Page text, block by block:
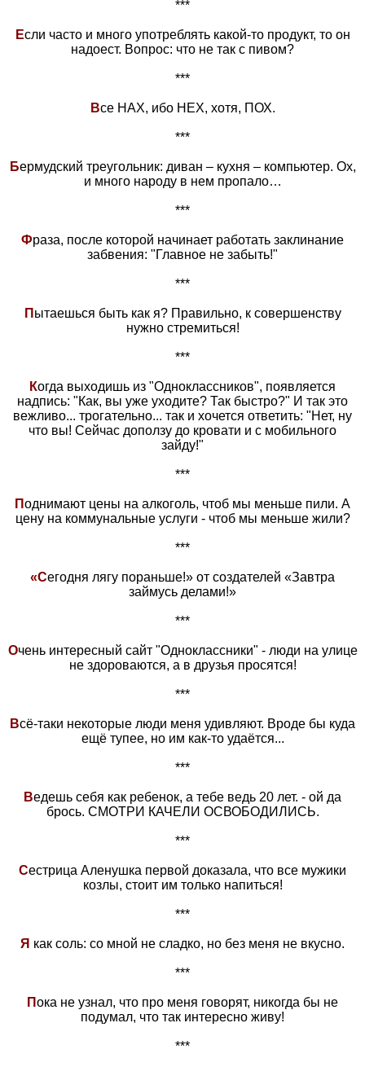
***
Если часто и много употреблять какой-то продукт, то он
надоест. Вопрос: что не так с пивом?
***
Все НАХ, ибо НЕХ, хотя, ПОХ.
***
Бермудский треугольник: диван – кухня – компьютер. Ох,
и много народу в нем пропало…
***
Фраза, после которой начинает работать заклинание
забвения: "Главное не забыть!"
***
П ытаешься быть как я? Правильно, к совершенству
нужно стремиться!
***
Когда выходишь из "Одноклассников", появляется
надпись: "Как, вы уже уходите? Так быстро?" И так это
вежливо... трогательно... так и хочется ответить: "Нет, ну
что вы! Сейчас доползу до кровати и с мобильного
зайду!"
***
Поднимают цены на алкоголь, чтоб мы меньше пили. А
цену на коммунальные услуги - чтоб мы меньше жили?
***
«Сегодня лягу пораньше!» от создателей «Завтра
займусь делами!»
***
Очень интересный сайт "Одноклассники" - люди на улице
не здороваются, а в друзья просятся!
***
Всё-таки некоторые люди меня удивляют. Вроде бы куда
ещё тупее, но им как-то удаётся...
***
Ведешь себя как ребенок, а тебе ведь 20 лет. - ой да
брось. СМОТРИ КАЧЕЛИ ОСВОБОДИЛИСЬ.
***
Сестрица Аленушка первой доказала, что все мужики
козлы, стоит им только напиться!
***
Я как соль: со мной не сладко, но без меня не вкусно.
***
Пока не узнал, что про меня говорят, никогда бы не
подумал, что так интересно живу!
***